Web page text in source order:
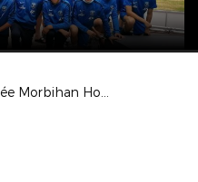
Finale Trophée Morbihan Hommes 2022 St Thuriau - Péaule